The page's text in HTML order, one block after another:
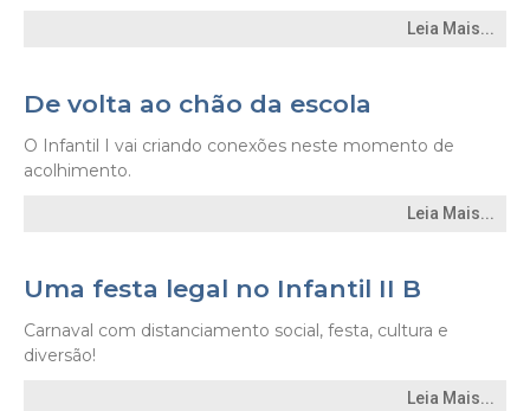
Leia Mais...
De volta ao chão da escola
O Infantil I vai criando conexões neste momento de
acolhimento.
Leia Mais...
Uma festa legal no Infantil II B
Carnaval com distanciamento social, festa, cultura e
diversão!
Leia Mais...